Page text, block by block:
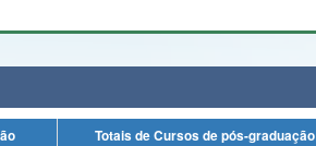
Totais de Cursos de pós-graduação